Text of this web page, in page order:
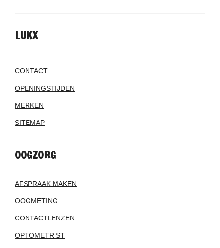
LUKX
CONTACT
OPENINGSTIJDEN
MERKEN
SITEMAP
OOGZORG
AFSPRAAK MAKEN
OOGMETING
CONTACTLENZEN
OPTOMETRIST